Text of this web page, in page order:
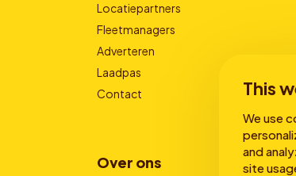
This
We use
and
site
Locatiepartners
Fleetmanagers
Adverteren
Laadpas
Contact
Over ons